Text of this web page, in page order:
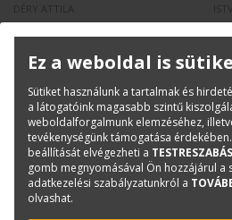
Építészeti bibliográfia - A
könyvnyomtatás
kezdetétől az első
világháborúig
Kifogyott
Ez a weboldal is
Sütiket használunk a tartalmak és
a látogatóink magasabb szintű
weboldalforgalmunk elemzéséhez,
tevékenységünk támogatása
beállítását elvégezheti a TESTRESZABÁS
gomb megnyomásával Ön hozzájárul a
adatkezelési szabályzatunkról a
olvashat.